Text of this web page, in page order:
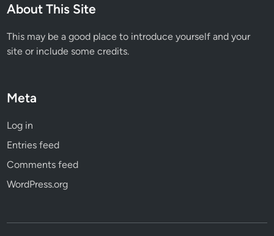
About This Site
This may be a good place to introduce yourself and your
site or include some credits.
Meta
Log in
Entries feed
Comments feed
WordPress.org